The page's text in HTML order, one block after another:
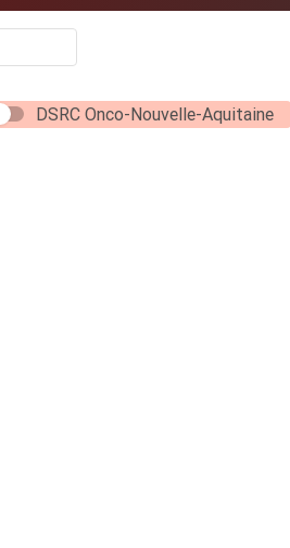
DSRC Onco-Nouvelle-Aquitaine